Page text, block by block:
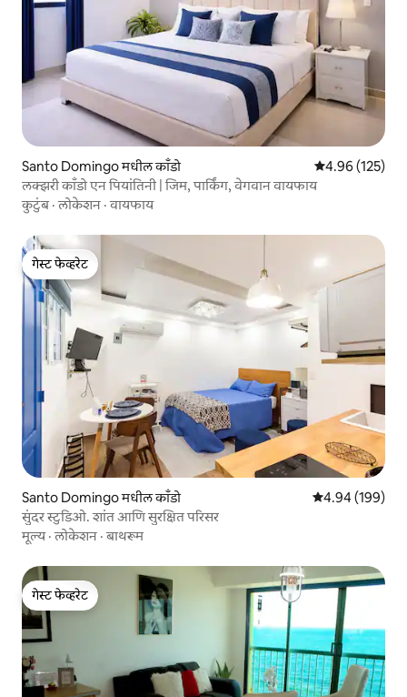
Santo Domingo मधील काँडो 5 पैकी 4.96
4.96 (125)
लक्झरी काँडो एन पियांतिनी | जिम, पार्किंग, वेगवान वायफाय
कुटुंब·लोकेशन ·वायफाय
गेस्ट फेव्हरेट
गेस्ट फेव्हरेट
Santo Domingo मधील काँडो 5 पैकी 4.94
4.94 (199)
सुंदर स्टुडिओ. शांत आणि सुरक्षित परिसर
मूल्य·लोकेशन ·बाथरूम
गेस्ट फेव्हरेट
गेस्ट फेव्हरेट